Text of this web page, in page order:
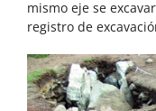
mismo eje se
registro de